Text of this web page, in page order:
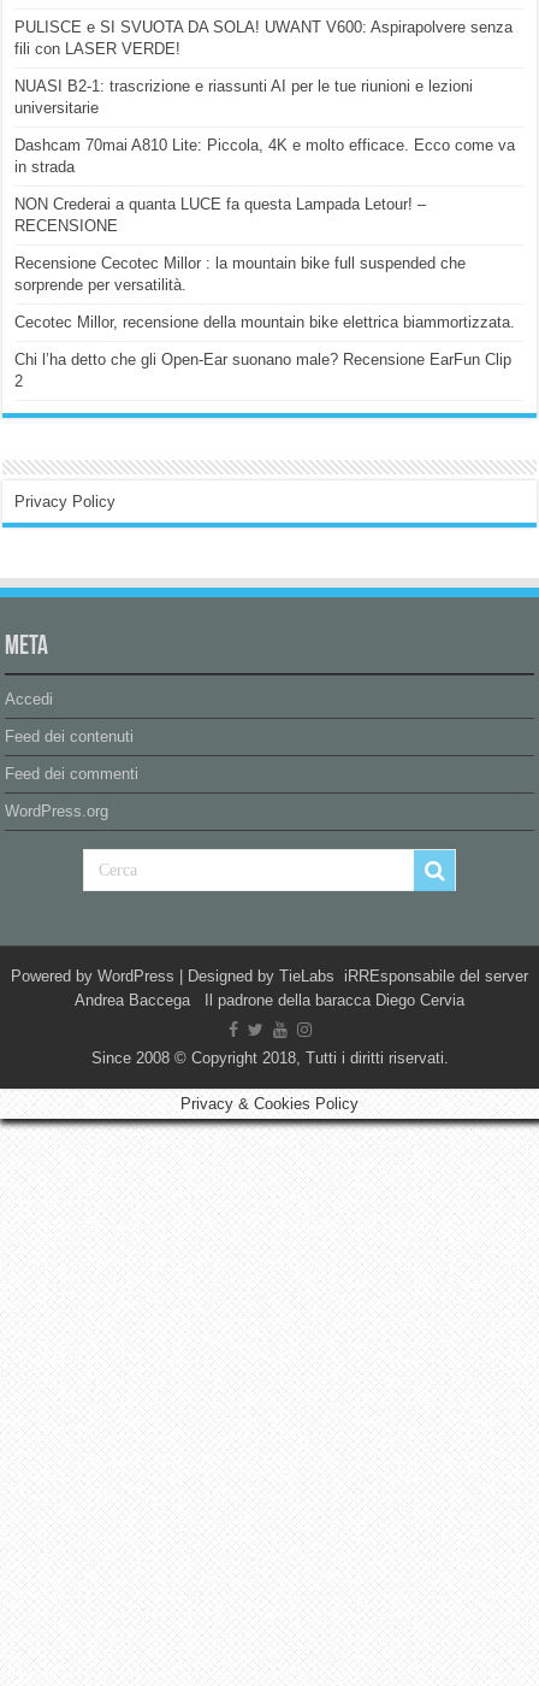
PULISCE e SI SVUOTA DA SOLA! UWANT V600: Aspirapolvere senza
fili con LASER VERDE!
NUASI B2-1: trascrizione e riassunti AI per le tue riunioni e lezioni
universitarie
Dashcam 70mai A810 Lite: Piccola, 4K e molto efficace. Ecco come va
in strada
NON Crederai a quanta LUCE fa questa Lampada Letour! –
RECENSIONE
Recensione Cecotec Millor : la mountain bike full suspended che
sorprende per versatilità.
Cecotec Millor, recensione della mountain bike elettrica biammortizzata.
Chi l’ha detto che gli Open-Ear suonano male? Recensione EarFun Clip
2
Privacy Policy
Meta
Accedi
Feed dei contenuti
Feed dei commenti
WordPress.org
Powered by WordPress | Designed by TieLabs iRREsponsabile del server
Andrea Baccega Il padrone della baracca Diego Cervia
Since 2008 © Copyright 2018, Tutti i diritti riservati.
Privacy & Cookies Policy